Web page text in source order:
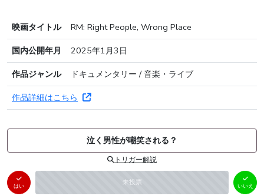
映画タイトル
RM: Right People, Wrong Place
国内公開年月
2025年1月3日
作品ジャンル
ドキュメンタリー / 音楽・ライブ
作品詳細はこちら
泣く男性が嘲笑される？
トリガー解説
はい 未投票
いいえ
（ 0件）
いいえ